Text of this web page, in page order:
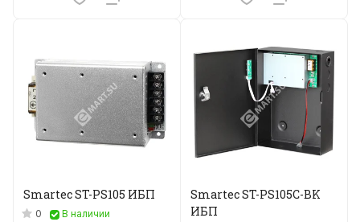
Smartec ST-PS105 ИБП
0
В наличии
Smartec ST-PS105C-BK
ИБП